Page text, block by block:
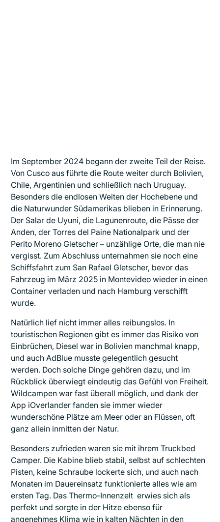
Im September 2024 begann der zweite Teil der Reise.
Von Cusco aus führte die Route weiter durch Bolivien,
Chile, Argentinien und schließlich nach Uruguay.
Besonders die endlosen Weiten der Hochebene und
die Naturwunder Südamerikas blieben in Erinnerung.
Der Salar de Uyuni, die Lagunenroute, die Pässe der
Anden, der Torres del Paine Nationalpark und der
Perito Moreno Gletscher – unzählige Orte, die man nie
vergisst. Zum Abschluss unternahmen sie noch eine
Schiffsfahrt zum San Rafael Gletscher, bevor das
Fahrzeug im März 2025 in Montevideo wieder in einen
Container verladen und nach Hamburg verschifft
wurde.
Natürlich lief nicht immer alles reibungslos. In
touristischen Regionen gibt es immer das Risiko von
Einbrüchen, Diesel war in Bolivien manchmal knapp,
und auch AdBlue musste gelegentlich gesucht
werden. Doch solche Dinge gehören dazu, und im
Rückblick überwiegt eindeutig das Gefühl von Freiheit.
Wildcampen war fast überall möglich, und dank der
App iOverlander fanden sie immer wieder
wunderschöne Plätze am Meer oder an Flüssen, oft
ganz allein inmitten der Natur.
Besonders zufrieden waren sie mit ihrem Truckbed
Camper. Die Kabine blieb stabil, selbst auf schlechten
Pisten, keine Schraube lockerte sich, und auch nach
Monaten im Dauereinsatz funktionierte alles wie am
ersten Tag. Das Thermo-Innenzelt erwies sich als
perfekt und sorgte in der Hitze ebenso für
angenehmes Klima wie in kalten Nächten in den